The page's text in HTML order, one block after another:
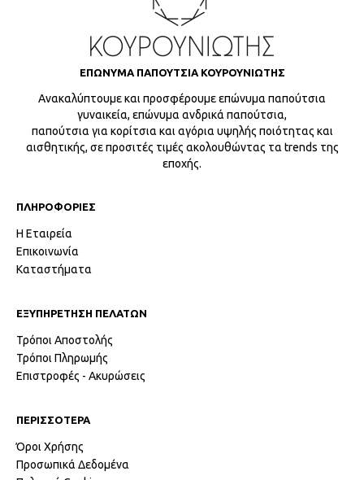
ΕΠΩΝΥΜΑ ΠΑΠΟΥΤΣΙΑ ΚΟΥΡΟΥΝΙΩΤΗΣ
Ανακαλύπτουμε και προσφέρουμε επώνυμα παπούτσια
γυναικεία, επώνυμα ανδρικά παπούτσια,
παπούτσια για κορίτσια και αγόρια υψηλής ποιότητας και
αισθητικής, σε προσιτές τιμές ακολουθώντας τα trends της
εποχής.
ΠΛΗΡΟΦΟΡΙΕΣ
Η Εταιρεία
Επικοινωνία
Καταστήματα
ΕΞΥΠΗΡΕΤΗΣΗ ΠΕΛΑΤΩΝ
Τρόποι Αποστολής
Τρόποι Πληρωμής
Επιστροφές - Ακυρώσεις
ΠΕΡΙΣΣΟΤΕΡΑ
Όροι Χρήσης
Προσωπικά Δεδομένα